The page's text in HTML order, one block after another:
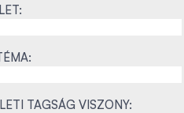
TAGSÁG VISZONY: